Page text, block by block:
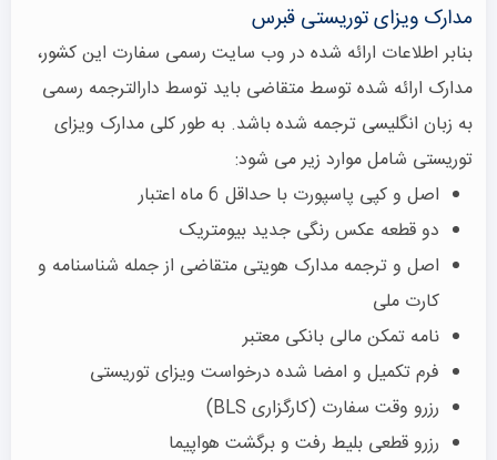
مدارک ویزای توریستی قبرس
بنابر اطلاعات ارائه شده در وب سایت رسمی سفارت این کشور،
مدارک ارائه شده توسط متقاضی باید توسط دارالترجمه رسمی
به زبان انگلیسی ترجمه شده باشد. به طور کلی مدارک ویزای
توریستی شامل موارد زیر می شود:
اصل و کپی پاسپورت با حداقل 6 ماه اعتبار
دو قطعه عکس رنگی جدید بیومتریک
اصل و ترجمه مدارک هویتی متقاضی از جمله شناسنامه و
کارت ملی
نامه تمکن مالی بانکی معتبر
فرم تکمیل و امضا شده درخواست ویزای توریستی
رزرو وقت سفارت (کارگزاری BLS)
رزرو قطعی بلیط رفت و برگشت هواپیما